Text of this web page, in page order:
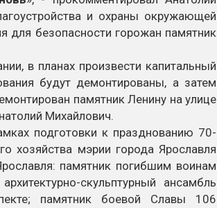
и охраны окружающей
для безопасности горожан памятник
в планах произвести капитальный
будут демонтированы, а затем
памятник Ленину на улице
Михайлович.
подготовки к празднованию 70-
хозяйства мэрии города Ярославля
памятник погибшим воинам
скульптурный ансамбль
памятник боевой Славы 106